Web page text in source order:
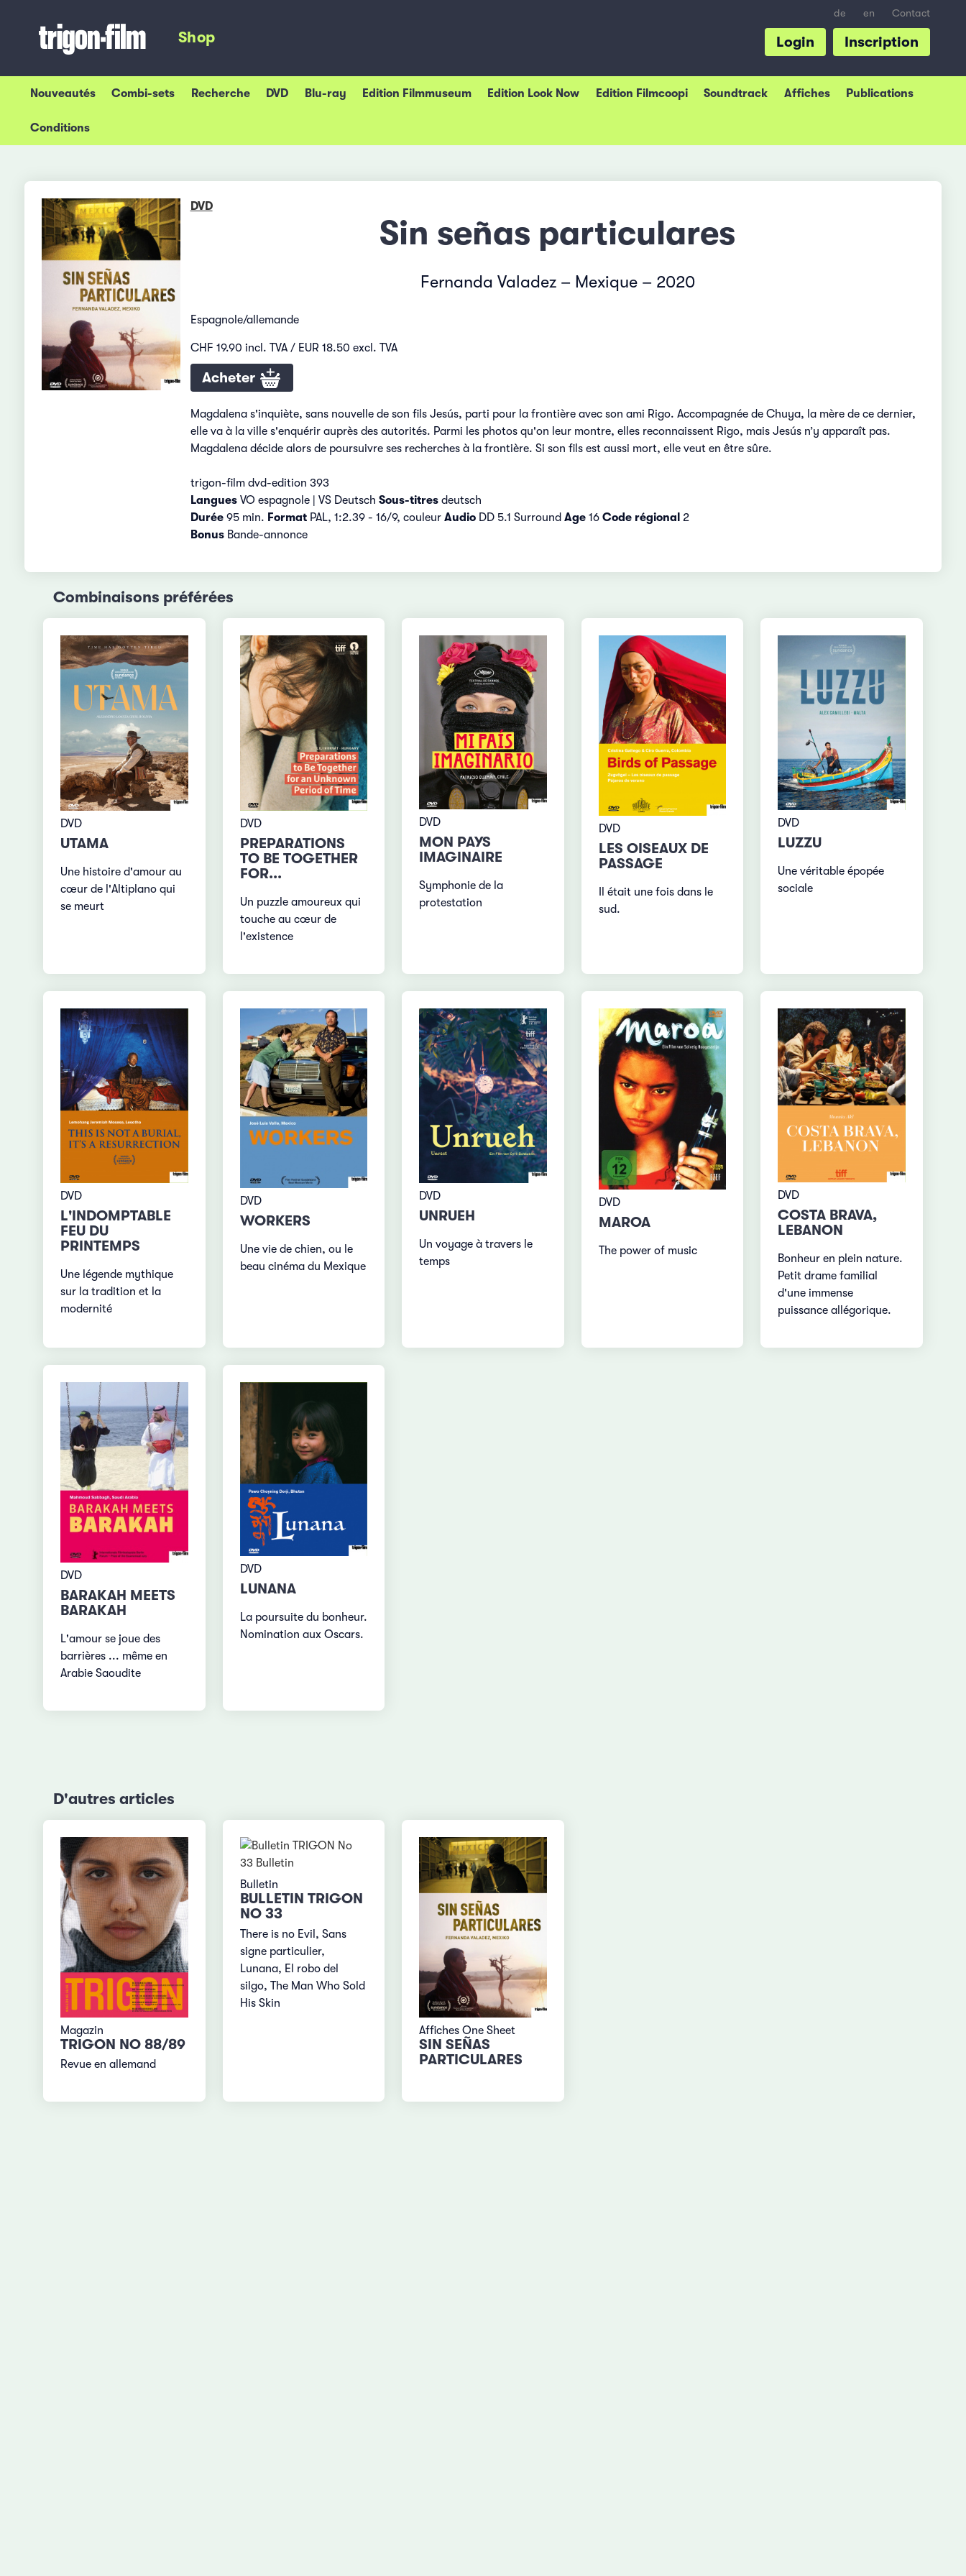
de en Contact
Shop Inscription
Login
Nouveautés Combi-sets Recherche DVD Blu-ray Edition Filmmuseum Edition Look Now Edition Filmcoopi Soundtrack Affiches Publications
Conditions
DVD
Sin señas particulares
Fernanda Valadez – Mexique – 2020
Espagnole/allemande
CHF 19.90 incl. TVA / EUR 18.50 excl. TVA
Acheter
Magdalena s'inquiète, sans nouvelle de son fils Jesús, parti pour la frontière avec son ami Rigo. Accompagnée de Chuya, la mère de ce dernier,
elle va à la ville s'enquérir auprès des autorités. Parmi les photos qu'on leur montre, elles reconnaissent Rigo, mais Jesús n’y apparaît pas.
Magdalena décide alors de poursuivre ses recherches à la frontière. Si son fils est aussi mort, elle veut en être sûre.
trigon-film dvd-edition 393
LanguesVO espagnole | VS Deutsch Sous-titresdeutsch
Durée95 min. FormatPAL, 1:2.39 - 16/9, couleur AudioDD 5.1 Surround Age16 Code régional 2
BonusBande-annonce
Combinaisons préférées
DVD
UTAMA
Une histoire d'amour au
cœur de l'Altiplano qui
se meurt
DVD
PREPARATIONS
TO BE TOGETHER
FOR...
Un puzzle amoureux qui
touche au cœur de
l'existence
DVD
MON PAYS
IMAGINAIRE
Symphonie de la
protestation
DVD
LES OISEAUX DE
PASSAGE
Il était une fois dans le
sud.
DVD
LUZZU
Une véritable épopée
sociale
DVD
L'INDOMPTABLE
FEU DU
PRINTEMPS
Une légende mythique
sur la tradition et la
modernité
DVD
WORKERS
Une vie de chien, ou le
beau cinéma du Mexique
DVD
UNRUEH
Un voyage à travers le
temps
DVD
MAROA
The power of music
DVD
COSTA BRAVA,
LEBANON
Bonheur en plein nature.
Petit drame familial
d'une immense
puissance allégorique.
DVD
BARAKAH MEETS
BARAKAH
L'amour se joue des
barrières ... même en
Arabie Saoudite
DVD
LUNANA
La poursuite du bonheur.
Nomination aux Oscars.
D'autres articles
Magazin
TRIGON NO 88/89
Revue en allemand
Bulletin
BULLETIN TRIGON
NO 33
There is no Evil, Sans
signe particulier,
Lunana, El robo del
silgo, The Man Who Sold
His Skin
Affiches One Sheet
SIN SEÑAS
PARTICULARES